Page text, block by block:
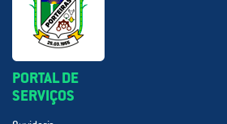
PORTAL DE
SERVIÇOS